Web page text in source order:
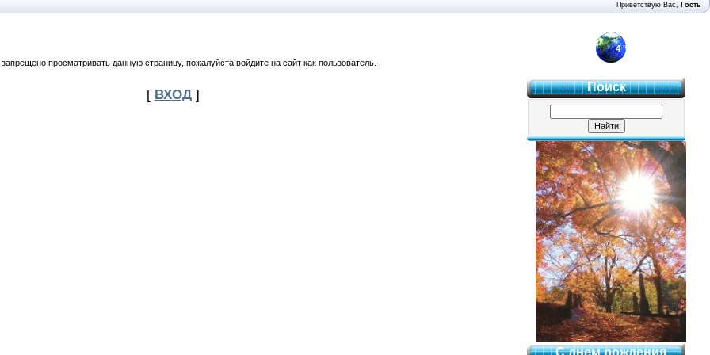
Приветствую Вас, Гость
просматривать данную страницу, пожалуйста войдите на сайт как пользователь.
[ ВХОД ]
4 "Б"
Поиск
С днем рождения